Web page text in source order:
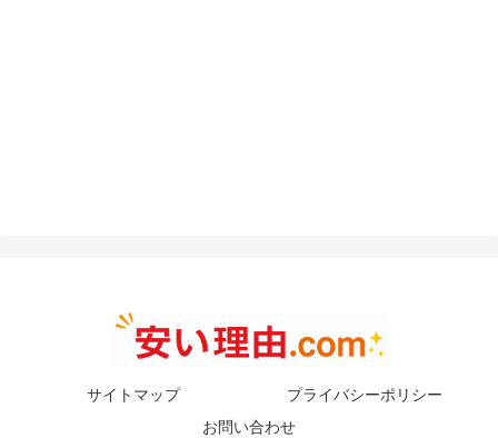
サイトマップ
プライバシーポリシー
お問い合わせ